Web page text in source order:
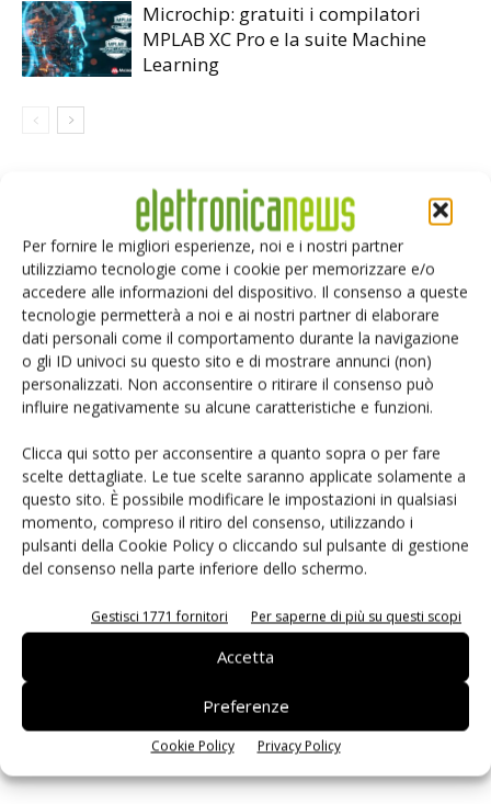
Per fornire le migliori esperienze, noi e i nostri partner
utilizziamo tecnologie come i cookie per memorizzare e/o
accedere alle informazioni del dispositivo. Il consenso a queste
tecnologie permetterà a noi e ai nostri partner di elaborare
dati personali come il comportamento durante la navigazione
o gli ID univoci su questo sito e di mostrare annunci (non)
personalizzati. Non acconsentire o ritirare il consenso può
influire negativamente su alcune caratteristiche e funzioni.
Clicca qui sotto per acconsentire a quanto sopra o per fare
scelte dettagliate. Le tue scelte saranno applicate solamente a
questo sito. È possibile modificare le impostazioni in qualsiasi
momento, compreso il ritiro del consenso, utilizzando i
pulsanti della Cookie Policy o cliccando sul pulsante di gestione
del consenso nella parte inferiore dello schermo.
Gestisci 1771 fornitori Per saperne di più su questi scopi
Accetta
Preferenze
Cookie Policy Privacy Policy
Microchip: gratuiti i compilatori
MPLAB XC Pro e la suite Machine
Learning
LASCIA UN COMMENTO
Salva il mio nome, email e sito web in questo browser per i
prossimi commenti.